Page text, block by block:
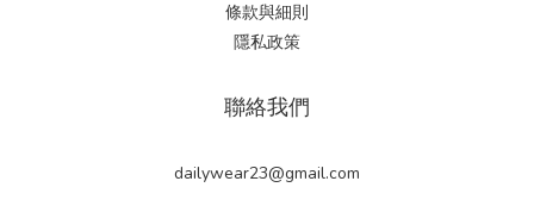
條款與細則
隱私政策
聯絡我們
dailywear23@gmail.com